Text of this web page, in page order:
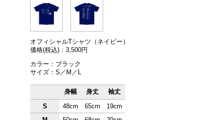
オフィシャルTシャツ（ネイビー）
価格(税込)：3,500円
カラー：ブラック
サイズ：S／M／L
身幅 身丈
袖丈
S
48cm 65cm
19cm